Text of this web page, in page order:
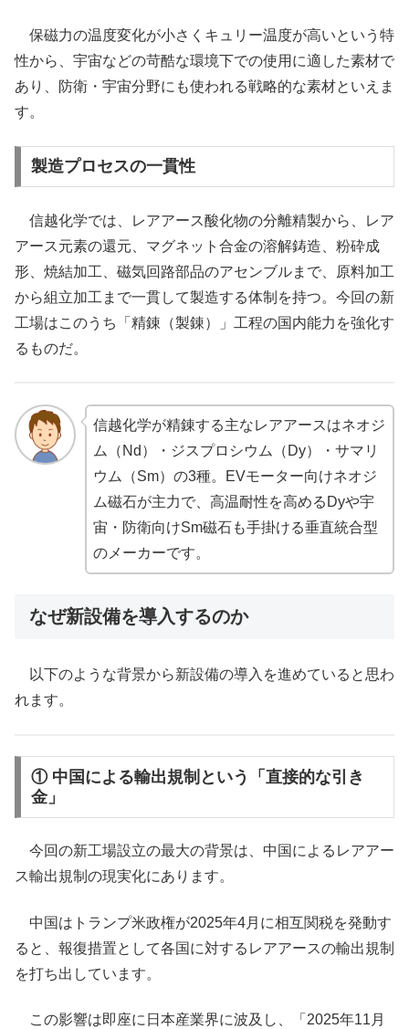
保磁力の温度変化が小さくキュリー温度が高いという特
性から、宇宙などの苛酷な環境下での使用に適した素材で
あり、防衛・宇宙分野にも使われる戦略的な素材といえま
す。
製造プロセスの一貫性
信越化学では、レアアース酸化物の分離精製から、レア
アース元素の還元、マグネット合金の溶解鋳造、粉砕成
形、焼結加工、磁気回路部品のアセンブルまで、原料加工
から組立加工まで一貫して製造する体制を持つ。今回の新
工場はこのうち「精錬（製錬）」工程の国内能力を強化す
るものだ。
信越化学が精錬する主なレアアースはネオジ
ム（Nd）・ジスプロシウム（Dy）・サマリ
ウム（Sm）の3種。EVモーター向けネオジ
ム磁石が主力で、高温耐性を高めるDyや宇
宙・防衛向けSm磁石も手掛ける垂直統合型
のメーカーです。
なぜ新設備を導入するのか
以下のような背景から新設備の導入を進めていると思わ
れます。
① 中国による輸出規制という「直接的な引き
金」
今回の新工場設立の最大の背景は、中国によるレアアー
ス輸出規制の現実化にあります。
中国はトランプ米政権が2025年4月に相互関税を発動す
ると、報復措置として各国に対するレアアースの輸出規制
を打ち出しています。
この影響は即座に日本産業界に波及し、「2025年11月